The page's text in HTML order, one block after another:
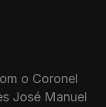
o Coronel
José Manuel